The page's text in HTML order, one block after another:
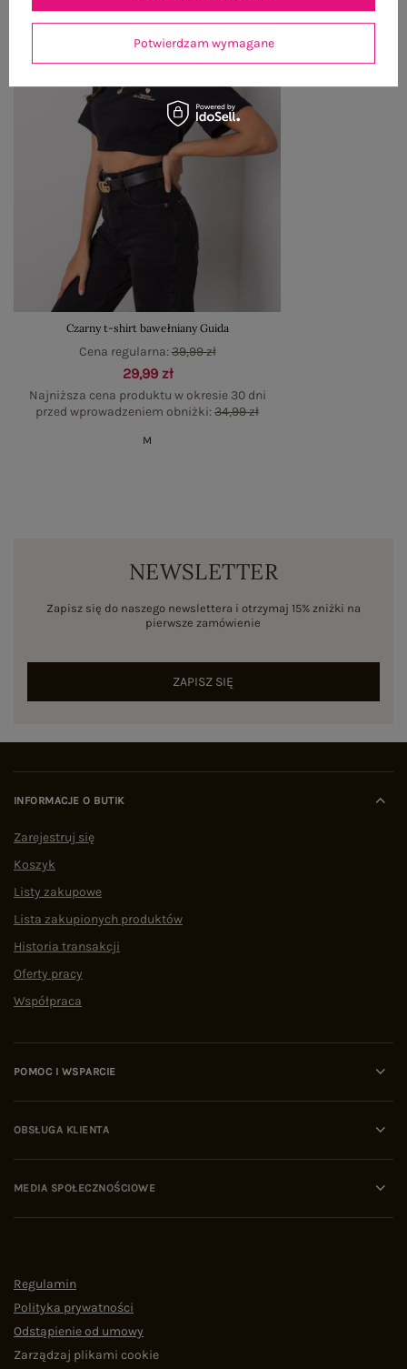
Czarny t-shirt bawełniany Guida
29,99 zł
Najniższa cena produktu w okresie 30 dni
przed wprowadzeniem obniżki:34,99 zł
Cena regularna:39,99 zł
M
NEWSLETTER
Zapisz się do naszego newslettera i otrzymaj 15% zniżki na
pierwsze zamówienie
ZAPISZ SIĘ
INFORMACJE O BUTIK
Zarejestruj się
Koszyk
Listy zakupowe
Lista zakupionych produktów
Historia transakcji
Oferty pracy
Współpraca
POMOC I WSPARCIE
OBSŁUGA KLIENTA
MEDIA SPOŁECZNOŚCIOWE
Regulamin
Polityka prywatności
Odstąpienie od umowy
Zarządzaj plikami cookie
Potwierdzam wymagane